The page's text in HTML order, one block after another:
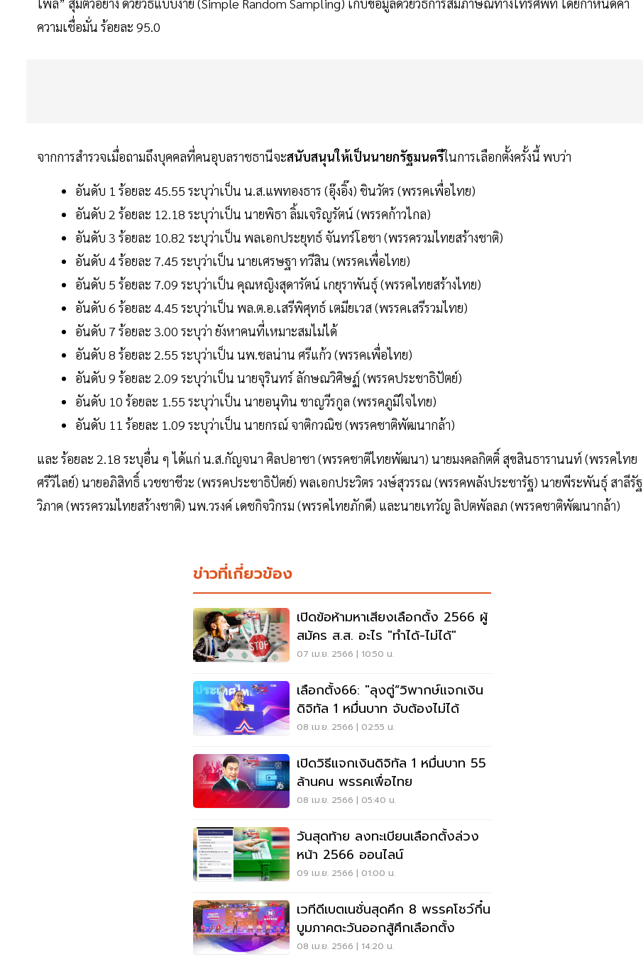
โพล” สุ่มตัวอย่าง ด้วยวิธีแบบง่าย (Simple Random Sampling) เก็บข้อมูลด้วยวิธีการสัมภาษณ์ทางโทรศัพท์ โดยกำหนดค่า
ความเชื่อมั่น ร้อยละ 95.0
จากการสำรวจเมื่อถามถึงบุคคลที่คนอุบลราชธานีจะสนับสนุนให้เป็นนายกรัฐมนตรีในการเลือกตั้งครั้งนี้ พบว่า
อันดับ 1 ร้อยละ 45.55 ระบุว่าเป็น น.ส.แพทองธาร (อุ๊งอิ๊ง) ชินวัตร (พรรคเพื่อไทย)
อันดับ 2 ร้อยละ 12.18 ระบุว่าเป็น นายพิธา ลิ้มเจริญรัตน์ (พรรคก้าวไกล)
อันดับ 3 ร้อยละ 10.82 ระบุว่าเป็น พลเอกประยุทธ์ จันทร์โอชา (พรรครวมไทยสร้างชาติ)
อันดับ 4 ร้อยละ 7.45 ระบุว่าเป็น นายเศรษฐา ทวีสิน (พรรคเพื่อไทย)
อันดับ 5 ร้อยละ 7.09 ระบุว่าเป็น คุณหญิงสุดารัตน์ เกยุราพันธุ์ (พรรคไทยสร้างไทย)
อันดับ 6 ร้อยละ 4.45 ระบุว่าเป็น พล.ต.อ.เสรีพิศุทธ์ เตมียเวส (พรรคเสรีรวมไทย)
อันดับ 7 ร้อยละ 3.00 ระบุว่า ยังหาคนที่เหมาะสมไม่ได้
อันดับ 8 ร้อยละ 2.55 ระบุว่าเป็น นพ.ชลน่าน ศรีแก้ว (พรรคเพื่อไทย)
อันดับ 9 ร้อยละ 2.09 ระบุว่าเป็น นายจุรินทร์ ลักษณวิศิษฏ์ (พรรคประชาธิปัตย์)
อันดับ 10 ร้อยละ 1.55 ระบุว่าเป็น นายอนุทิน ชาญวีรกูล (พรรคภูมิใจไทย)
อันดับ 11 ร้อยละ 1.09 ระบุว่าเป็น นายกรณ์ จาติกวณิช (พรรคชาติพัฒนากล้า)
และ ร้อยละ 2.18 ระบุอื่น ๆ ได้แก่ น.ส.กัญจนา ศิลปอาชา (พรรคชาติไทยพัฒนา) นายมงคลกิตติ์ สุขสินธารานนท์ (พรรคไทย
ศรีวิไลย์) นายอภิสิทธิ์ เวชชาชีวะ (พรรคประชาธิปัตย์) พลเอกประวิตร วงษ์สุวรรณ (พรรคพลังประชารัฐ) นายพีระพันธุ์ สาลีรัฐ
วิภาค (พรรครวมไทยสร้างชาติ) นพ.วรงค์ เดชกิจวิกรม (พรรคไทยภักดี) และนายเทวัญ ลิปตพัลลภ (พรรคชาติพัฒนากล้า)
ข่าวที่เกี่ยวข้อง
เปิดข้อห้ามหาเสียงเลือกตั้ง 2566 ผู้
สมัคร ส.ส. อะไร "ทำได้-ไม่ได้"
07 เม.ย. 2566 | 10:50 น.
เลือกตั้ง66: "ลุงตู่”วิพากษ์แจกเงิน
ดิจิทัล 1 หมื่นบาท จับต้องไม่ได้
08 เม.ย. 2566 | 02:55 น.
เปิดวิธีแจกเงินดิจิทัล 1 หมื่นบาท 55
ล้านคน พรรคเพื่อไทย
08 เม.ย. 2566 | 05:40 น.
วันสุดท้าย ลงทะเบียนเลือกตั้งล่วง
หน้า 2566 ออนไลน์
09 เม.ย. 2566 | 01:00 น.
เวทีดีเบตเนชั่นสุดคึก 8 พรรคโชว์กึ๋น
บูมภาคตะวันออกสู้ศึกเลือกตั้ง
08 เม.ย. 2566 | 14:20 น.